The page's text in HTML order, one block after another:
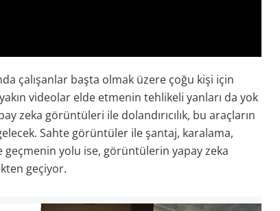
çalışanlar başta olmak üzere çoğu kişi için
videolar elde etmenin tehlikeli yanları da yok
zeka görüntüleri ile dolandırıcılık, bu araçların
Sahte görüntüler ile şantaj, karalama,
yolu ise, görüntülerin yapay zeka
geçiyor.